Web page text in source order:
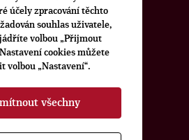
NÁŠ TOPOVÝ
účely zpracování těchto
souhlas uživatele,
volbou „Přijmout
cookies můžete
volbou „Nastavení“.
všechny